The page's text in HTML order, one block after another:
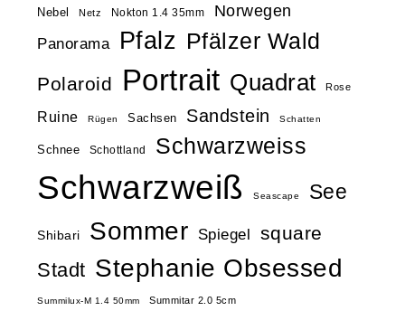
Nebel Netz Nokton 1.4 35mm Norwegen
Panorama Pfalz Pfälzer Wald
Polaroid Portrait Quadrat Rose
Ruine Rügen Sachsen Sandstein Schatten
Schnee Schottland Schwarzweiss
Schwarzweiß Seascape See
Shibari Sommer Spiegel square
Stadt Stephanie Obsessed
Summilux-M 1.4 50mm Summitar 2.0 5cm